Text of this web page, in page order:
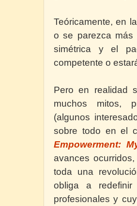
Teóricamente, en
o se parezca más
simétrica y el
competente o
Pero en realidad
muchos mitos,
(algunos
sobre todo en el
Empowerment:
avances
toda una
obliga a
profesionales y